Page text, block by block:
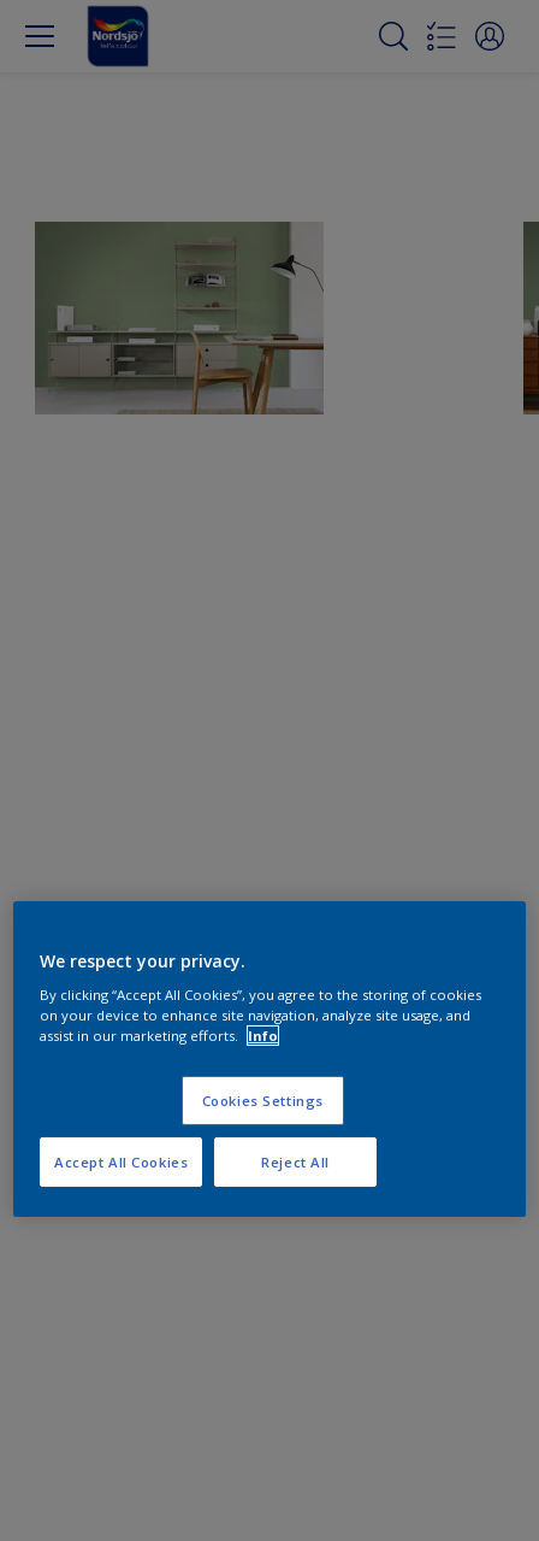
We respect your privacy.
By clicking “Accept All Cookies”, you agree to the storing of cookies
on your device to enhance site navigation, analyze site usage, and
assist in our marketing efforts.
Info
Cookies Settings
Reject All
Accept All Cookies